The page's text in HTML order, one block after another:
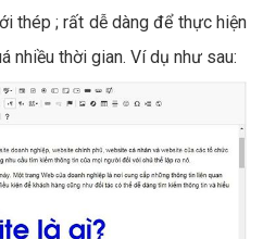
thép ; rất dễ dàng để thực hiện
nhiều thời gian. Ví dụ như sau: